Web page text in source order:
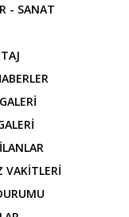
- SANAT
VAKİTLERİ